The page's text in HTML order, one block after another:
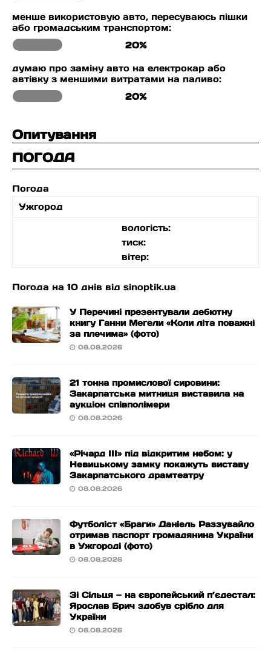
менше використовую авто, пересуваюсь пішки
або громадським транспортом:
20%
думаю про заміну авто на електрокар або
автівку з меншими витратами на паливо:
20%
Опитування
ПОГОДА
Погода
Ужгород
вологість:
тиск:
вітер:
Погода на 10 днів від sinoptik.ua
У Перечині презентували дебютну
книгу Ганни Мегели «Коли літа поважні
за плечима» (фото)
08.08.2026
21 тонна промислової сировини:
Закарпатська митниця виставила на
аукціон співполімери
08.08.2026
«Річард ІІІ» під відкритим небом: у
Невицькому замку покажуть виставу
Закарпатського драмтеатру
08.08.2026
Футболіст «Браги» Даніель Раззувайло
отримав паспорт громадянина України
в Ужгороді (фото)
08.08.2026
Зі Сільця — на європейський п’єдестал:
Ярослав Брич здобув срібло для
України
08.08.2026